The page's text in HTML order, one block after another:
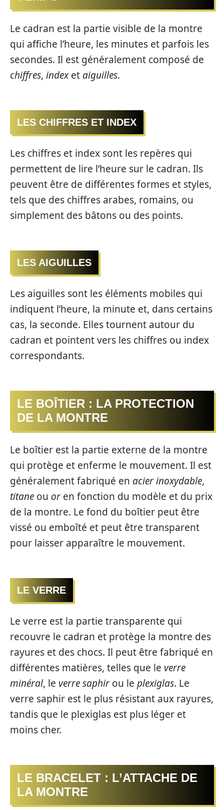
Le cadran est la partie visible de la montre
qui affiche l’heure, les minutes et parfois les
secondes. Il est généralement composé de
chiffres, indexet aiguilles.
LES CHIFFRES ET INDEX
Les chiffres et index sont les repères qui
permettent de lire l’heure sur le cadran. Ils
peuvent être de différentes formes et styles,
tels que des chiffres arabes, romains, ou
simplement des bâtons ou des points.
LES AIGUILLES
Les aiguilles sont les éléments mobiles qui
indiquent l’heure, la minute et, dans certains
cas, la seconde. Elles tournent autour du
cadran et pointent vers les chiffres ou index
correspondants.
LE BOÎTIER : LA PROTECTION
DE LA MONTRE
Le boîtier est la partie externe de la montre
qui protège et enferme le mouvement. Il est
généralement fabriqué en acier inoxydable,
titane ou or en fonction du modèle et du prix
de la montre. Le fond du boîtier peut être
vissé ou emboîté et peut être transparent
pour laisser apparaître le mouvement.
LE VERRE
Le verre est la partie transparente qui
recouvre le cadran et protège la montre des
rayures et des chocs. Il peut être fabriqué en
différentes matières, telles que le verre
minéral, le verre saphir ou le plexiglas. Le
verre saphir est le plus résistant aux rayures,
tandis que le plexiglas est plus léger et
moins cher.
LE BRACELET : L’ATTACHE DE
LA MONTRE